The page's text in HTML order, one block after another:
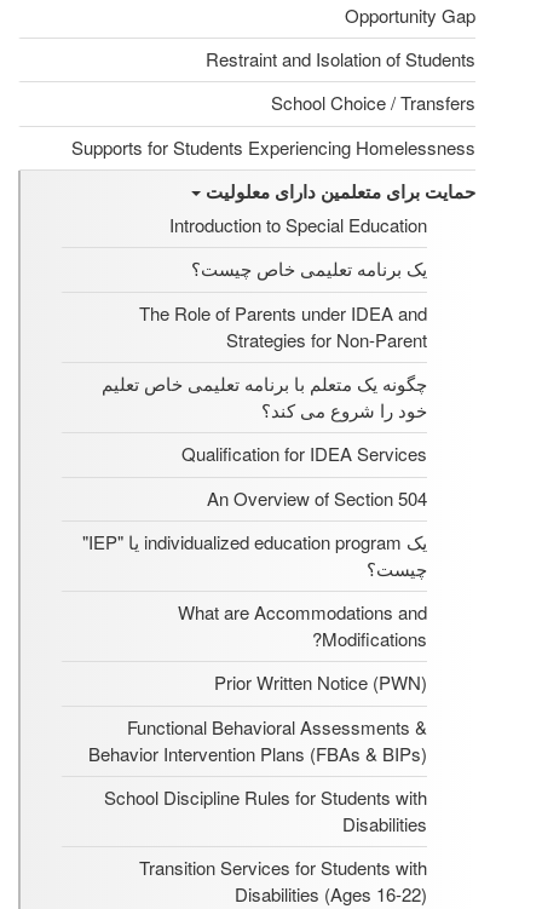
Opportunity Gap
Restraint and Isolation of Students
School Choice / Transfers
Supports for Students Experiencing Homelessness
حمایت برای متعلمین دارای معلولیت
Introduction to Special Education
یک برنامه تعلیمی خاص چیست؟
The Role of Parents under IDEA and
Strategies for Non-Parent
چگونه یک متعلم با برنامه تعلیمی خاص تعلیم
خود را شروع می کند؟
Qualification for IDEA Services
An Overview of Section 504
یک individualized education program یا "IEP"
چیست؟
What are Accommodations and
Modifications?
Prior Written Notice (PWN)
Functional Behavioral Assessments &
Behavior Intervention Plans (FBAs & BIPs)
School Discipline Rules for Students with
Disabilities
Transition Services for Students with
Disabilities (Ages 16-22)